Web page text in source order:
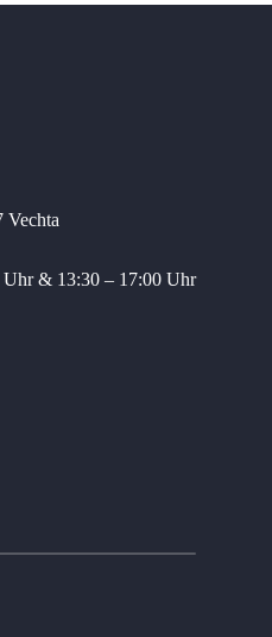
Vechta
& 13:30 – 17:00 Uhr